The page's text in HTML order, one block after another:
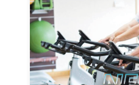
Darganfyddwch
Atgyfeirio Ymarfer